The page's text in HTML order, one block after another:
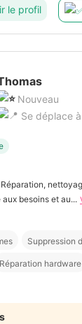
le profil
Nouveau
Se déplace
besoins et au...
Suppression
Réparation hardware